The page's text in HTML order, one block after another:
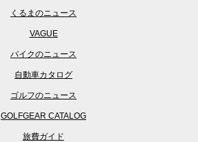
くるまのニュース
VAGUE
バイクのニュース
自動車カタログ
ゴルフのニュース
GOLFGEAR CATALOG
旅費ガイド